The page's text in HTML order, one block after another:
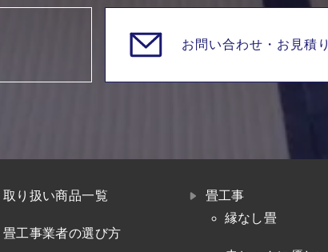
お問い合わせ・ お見積
取り扱い商品一覧
畳工事業者の選び方
畳工事
縁なし畳